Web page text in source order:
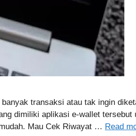
transaksi atau tak ingin
dimiliki aplikasi e-wallet tersebut
Mau Cek Riwayat … Read